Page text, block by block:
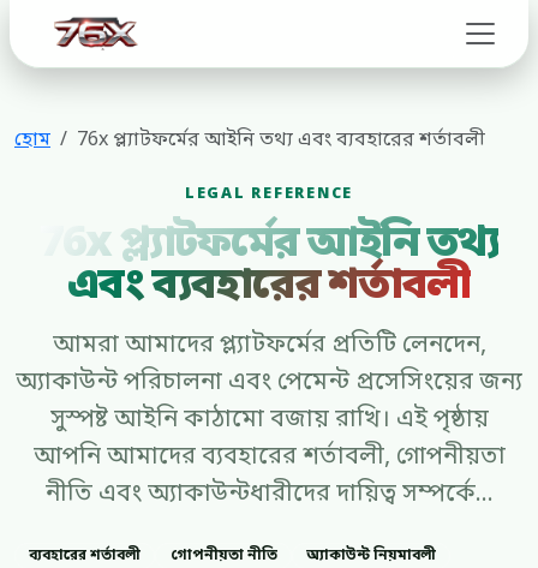
76x
হোম 76x প্ল্যাটফর্মের আইনি তথ্য এবং ব্যবহারের শর্তাবলী
LEGAL REFERENCE
76x প্ল্যাটফর্মের আইনি তথ্য
এবং ব্যবহারের শর্তাবলী
আমরা আমাদের প্ল্যাটফর্মের প্রতিটি লেনদেন,
অ্যাকাউন্ট পরিচালনা এবং পেমেন্ট প্রসেসিংয়ের জন্য
সুস্পষ্ট আইনি কাঠামো বজায় রাখি। এই পৃষ্ঠায়
আপনি আমাদের ব্যবহারের শর্তাবলী, গোপনীয়তা
নীতি এবং অ্যাকাউন্টধারীদের দায়িত্ব সম্পর্কে...
ব্যবহারের শর্তাবলী গোপনীয়তা নীতি
অ্যাকাউন্ট নিয়মাবলী